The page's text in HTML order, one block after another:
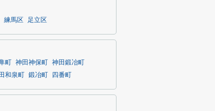
練馬区 足立区
町 神田神保町
神田鍛冶町
和泉町 鍛冶町 四番町